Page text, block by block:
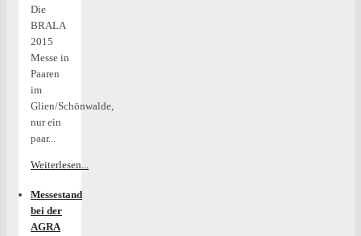
Die
BRALA
2015
Messe in
Paaren
im
Glien/Schönwalde,
nur ein
paar...
Weiterlesen...
Messestand
bei der
AGRA